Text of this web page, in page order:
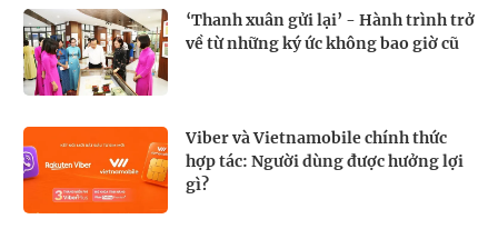
‘Thanh xuân gửi lại’ - Hành trình trở
về từ những ký ức không bao giờ cũ
Viber và Vietnamobile chính thức
hợp tác: Người dùng được hưởng lợi
gì?